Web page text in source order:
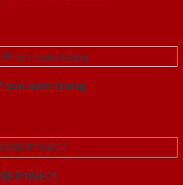
son xam trang
P1R4 C1